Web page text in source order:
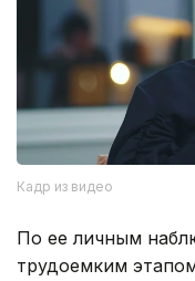
Кадр из видео
По ее личным
трудоемким